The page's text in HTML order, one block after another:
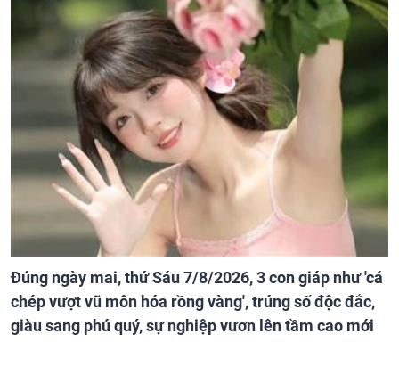
Đúng ngày mai, thứ Sáu 7/8/2026, 3 con giáp như 'cá
chép vượt vũ môn hóa rồng vàng', trúng số độc đắc,
giàu sang phú quý, sự nghiệp vươn lên tầm cao mới